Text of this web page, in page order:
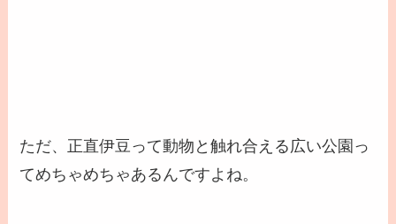
ただ、正直伊豆って動物と触れ合える広い公園っ
てめちゃめちゃあるんですよね。